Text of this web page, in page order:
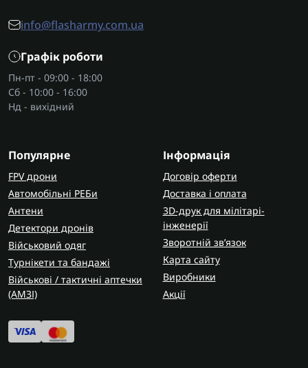
info@flasharmy.com.ua
Графік роботи
Пн-пт - 09:00 - 18:00
Сб - 10:00 - 16:00
Нд - вихідний
Популярне
FPV дрони
Автомобільні РЕБи
Антени
Детектори дронів
Військовий одяг
Турнікети та бандажі
Військові / тактичні аптечки
(AMЗІ)
Інформація
Договір оферти
Доставка і оплата
3D-друк для мілітарі-
інженерії
Зворотній зв’язок
Карта сайту
Виробники
Акції